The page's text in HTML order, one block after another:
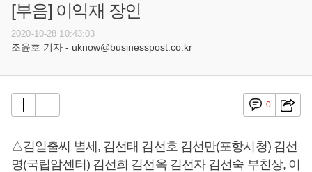
[부음] 이익재 장인
2020-10-28 10:43:03
조윤호 기자 - uknow@businesspost.co.kr
0
△김일출씨 별세, 김선태 김선호 김선만(포항시청) 김선
명(국립암센터) 김선희 김선옥 김선자 김선숙 부친상, 이